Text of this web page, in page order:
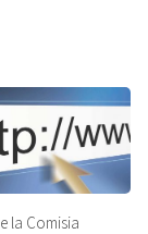
la Comisia